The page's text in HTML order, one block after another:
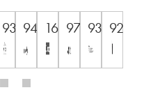
93 94 16,5/17/20
97 93 92